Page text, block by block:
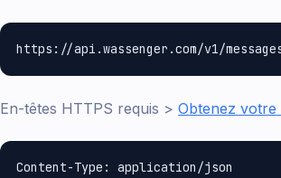
En-têtes HTTPS requis > Obtenez votre
Content-Type: application/json